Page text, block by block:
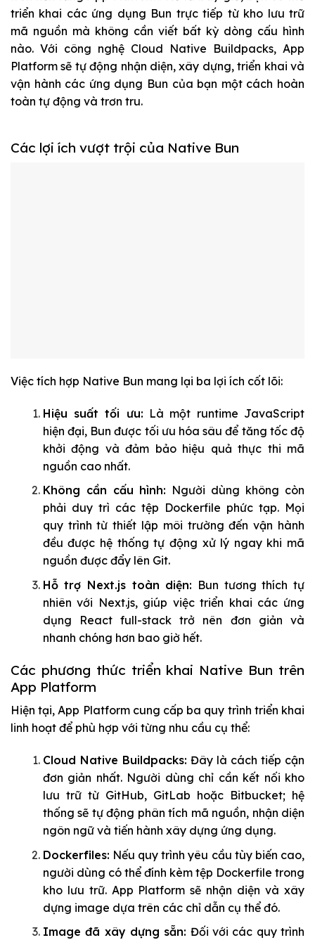
triển khai các ứng dụng Bun trực tiếp từ kho lưu trữ
mã nguồn mà không cần viết bất kỳ dòng cấu hình
nào. Với công nghệ Cloud Native Buildpacks, App
Platform sẽ tự động nhận diện, xây dựng, triển khai và
vận hành các ứng dụng Bun của bạn một cách hoàn
toàn tự động và trơn tru.
Các lợi ích vượt trội của Native Bun
Việc tích hợp Native Bun mang lại ba lợi ích cốt lõi:
Hiệu suất tối ưu: Là một runtime JavaScript
hiện đại, Bun được tối ưu hóa sâu để tăng tốc độ
khởi động và đảm bảo hiệu quả thực thi mã
nguồn cao nhất.
Không cần cấu hình: Người dùng không còn
phải duy trì các tệp Dockerfile phức tạp. Mọi
quy trình từ thiết lập môi trường đến vận hành
đều được hệ thống tự động xử lý ngay khi mã
nguồn được đẩy lên Git.
Hỗ trợ Next.js toàn diện: Bun tương thích tự
nhiên với Next.js, giúp việc triển khai các ứng
dụng React full-stack trở nên đơn giản và
nhanh chóng hơn bao giờ hết.
Các phương thức triển khai Native Bun trên
App Platform
Hiện tại, App Platform cung cấp ba quy trình triển khai
linh hoạt để phù hợp với từng nhu cầu cụ thể:
Cloud Native Buildpacks: Đây là cách tiếp cận
đơn giản nhất. Người dùng chỉ cần kết nối kho
lưu trữ từ GitHub, GitLab hoặc Bitbucket; hệ
thống sẽ tự động phân tích mã nguồn, nhận diện
ngôn ngữ và tiến hành xây dựng ứng dụng.
Dockerfiles: Nếu quy trình yêu cầu tùy biến cao,
người dùng có thể đính kèm tệp Dockerfile trong
kho lưu trữ. App Platform sẽ nhận diện và xây
dựng image dựa trên các chỉ dẫn cụ thể đó.
Image đã xây dựng sẵn: Đối với các quy trình